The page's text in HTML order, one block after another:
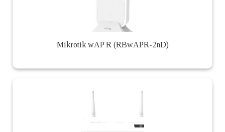
Mikrotik wAP R (RBwAPR-2nD)